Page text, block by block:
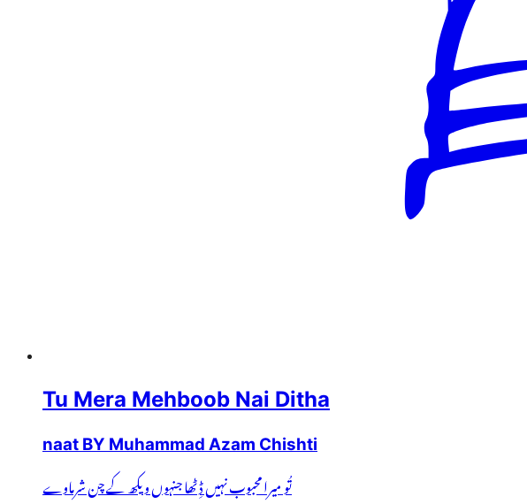
Tu Mera Mehboob Nai Ditha
naat BY Muhammad Azam Chishti
تُو میرا محبوب نہیں ڈِٹھا جنہوں ویکھ کے چن شرماوے